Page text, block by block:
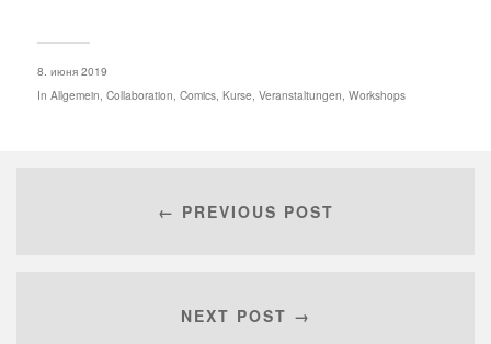
8. июня 2019
In Allgemein Collaboration Comics, Kurse, Veranstaltungen Workshops
← PREVIOUS POST
NEXT POST →